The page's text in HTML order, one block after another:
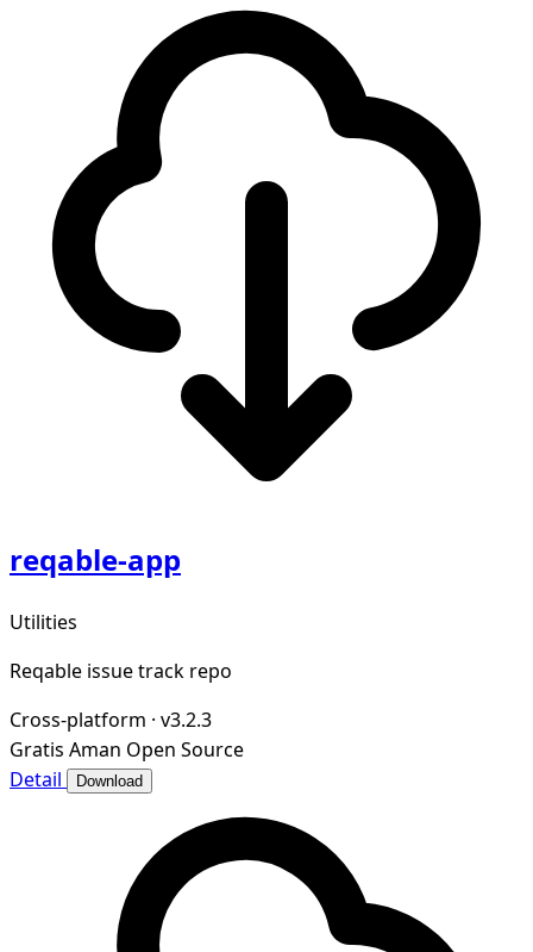
reqable-app
Utilities
Reqable issue track repo
Cross-platform · v3.2.3
Gratis Aman Open Source
Detail
Download